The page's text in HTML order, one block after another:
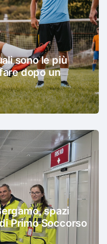
sono le più
dopo un
spazi
Primo Soccorso